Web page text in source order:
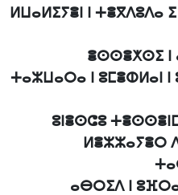
ⵍⵡⴰⵍⵉⵢⴻⵏ ⵏ ⵜⴻⴳⴷⵓⴷⴰ
ⴻⵙⵙⴻⵅⵙⵉ ⵏ
ⵜⴰⵣⵡⴰⵔⴰ ⵏ ⵓⵎⴻⵀⵍⴰⵏ ⵏ
ⵓⵏⴻⵙⵛⵓ
ⵍⴻⵣⵣⴰⵢⴻⵔ
ⴰⴱⵔⵉⴷ ⵏ